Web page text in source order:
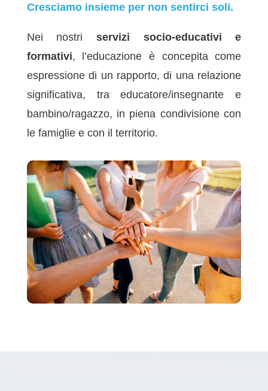
Cresciamo insieme per non sentirci soli.
Nei nostri servizi socio-educativi e
formativi, l’educazione è concepita come
espressione di un rapporto, di una relazione
significativa, tra educatore/insegnante e
bambino/ragazzo, in piena condivisione con
le famiglie e con il territorio.